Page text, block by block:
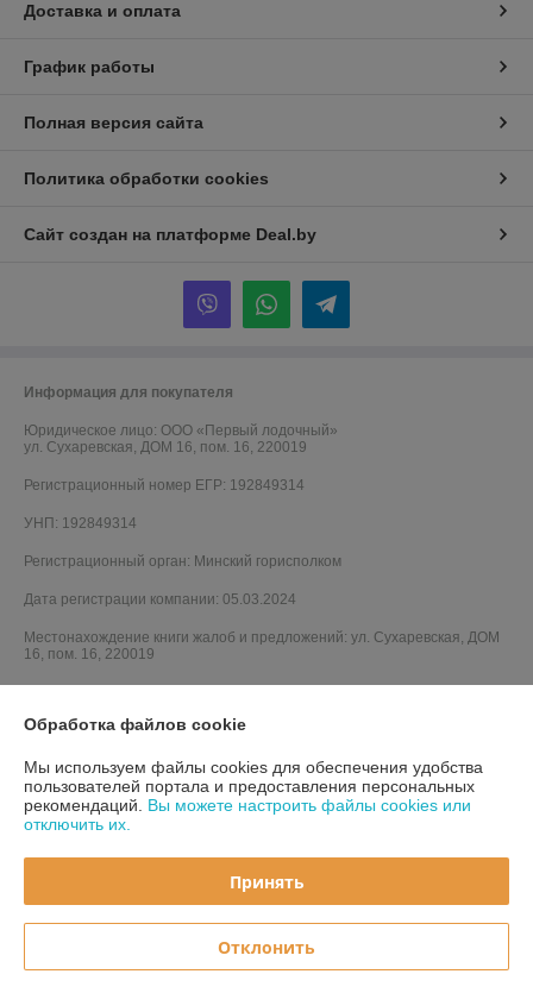
Доставка и оплата
График работы
Полная версия сайта
Политика обработки cookies
Сайт создан на платформе Deal.by
Информация для покупателя
Юридическое лицо: ООО «Первый лодочный»
ул. Сухаревская, ДОМ 16, пом. 16, 220019
Регистрационный номер ЕГР: 192849314
УНП: 192849314
Регистрационный орган: Минский горисполком
Дата регистрации компании: 05.03.2024
Местонахождение книги жалоб и предложений: ул. Сухаревская, ДОМ
16, пом. 16, 220019
Обработка файлов cookie
Мы используем файлы cookies для обеспечения удобства
пользователей портала и предоставления персональных
рекомендаций. Вы можете настроить файлы cookies или
отключить их.
Принять
Отклонить